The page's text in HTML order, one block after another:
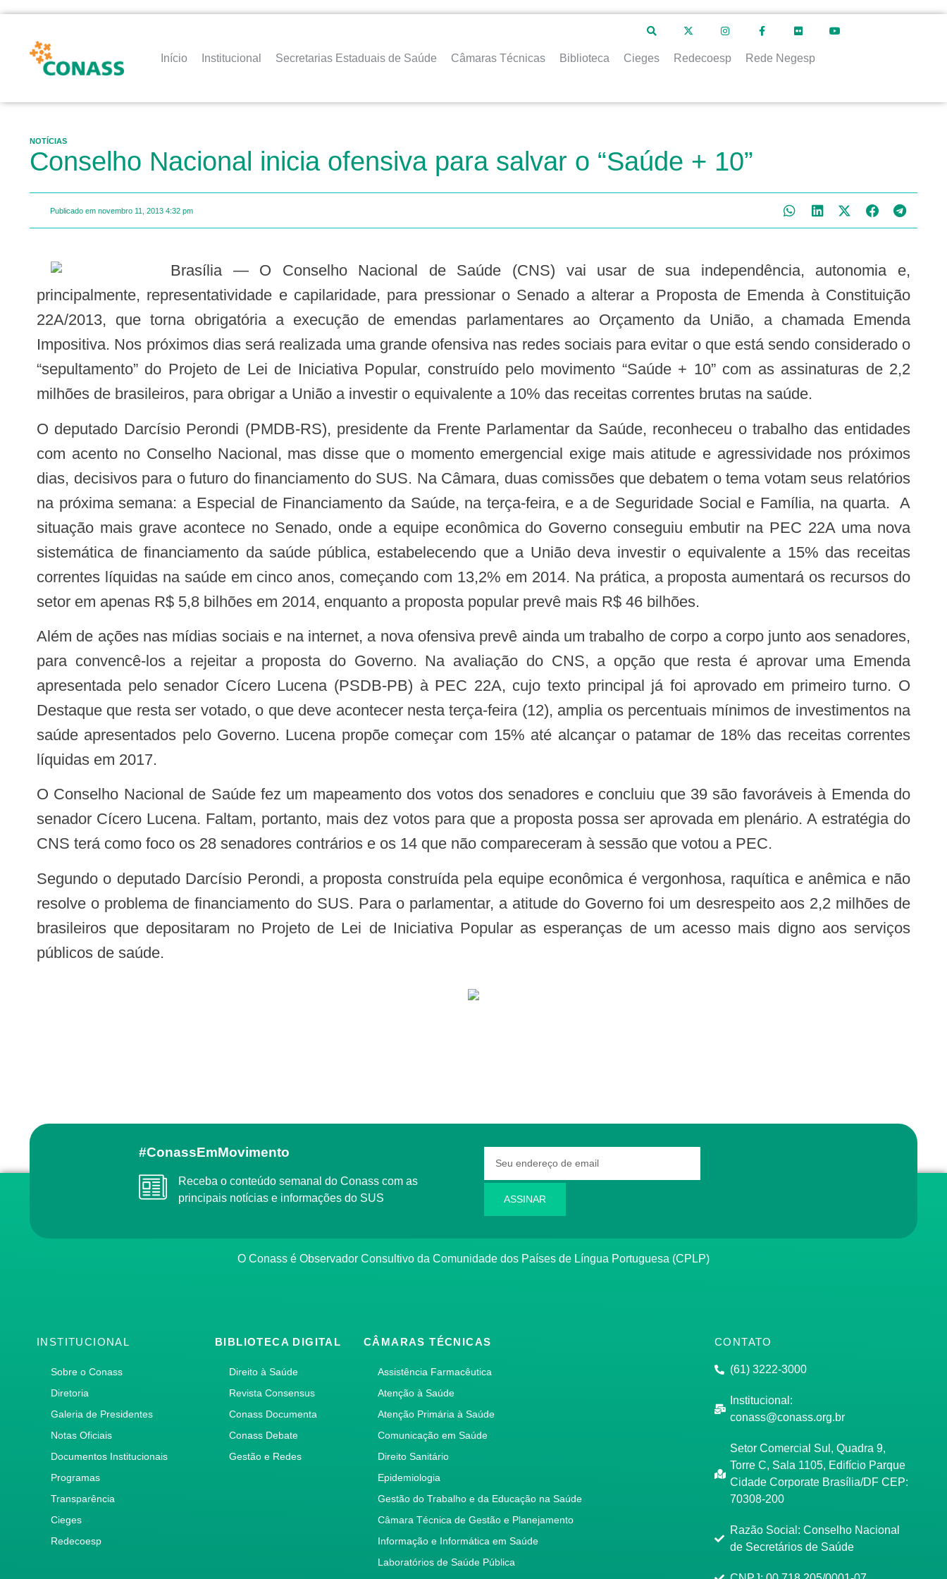
Início Institucional Secretarias Estaduais de Saúde Câmaras Técnicas Biblioteca Cieges Redecoesp Rede Negesp
NOTÍCIAS
Conselho Nacional inicia ofensiva para salvar o “Saúde + 10”
Publicado em novembro 11, 2013 4:32 pm
Brasília — O Conselho Nacional de Saúde (CNS) vai usar de sua independência, autonomia e,
principalmente, representatividade e capilaridade, para pressionar o Senado a alterar a Proposta de Emenda à Constituição
22A/2013, que torna obrigatória a execução de emendas parlamentares ao Orçamento da União, a chamada Emenda
Impositiva. Nos próximos dias será realizada uma grande ofensiva nas redes sociais para evitar o que está sendo considerado o
“sepultamento” do Projeto de Lei de Iniciativa Popular, construído pelo movimento “Saúde + 10” com as assinaturas de 2,2
milhões de brasileiros, para obrigar a União a investir o equivalente a 10% das receitas correntes brutas na saúde.
O deputado Darcísio Perondi (PMDB-RS), presidente da Frente Parlamentar da Saúde, reconheceu o trabalho das entidades
com acento no Conselho Nacional, mas disse que o momento emergencial exige mais atitude e agressividade nos próximos
dias, decisivos para o futuro do financiamento do SUS. Na Câmara, duas comissões que debatem o tema votam seus relatórios
na próxima semana: a Especial de Financiamento da Saúde, na terça-feira, e a de Seguridade Social e Família, na quarta. A
situação mais grave acontece no Senado, onde a equipe econômica do Governo conseguiu embutir na PEC 22A uma nova
sistemática de financiamento da saúde pública, estabelecendo que a União deva investir o equivalente a 15% das receitas
correntes líquidas na saúde em cinco anos, começando com 13,2% em 2014. Na prática, a proposta aumentará os recursos do
setor em apenas R$ 5,8 bilhões em 2014, enquanto a proposta popular prevê mais R$ 46 bilhões.
Além de ações nas mídias sociais e na internet, a nova ofensiva prevê ainda um trabalho de corpo a corpo junto aos senadores,
para convencê-los a rejeitar a proposta do Governo. Na avaliação do CNS, a opção que resta é aprovar uma Emenda
apresentada pelo senador Cícero Lucena (PSDB-PB) à PEC 22A, cujo texto principal já foi aprovado em primeiro turno. O
Destaque que resta ser votado, o que deve acontecer nesta terça-feira (12), amplia os percentuais mínimos de investimentos na
saúde apresentados pelo Governo. Lucena propõe começar com 15% até alcançar o patamar de 18% das receitas correntes
líquidas em 2017.
O Conselho Nacional de Saúde fez um mapeamento dos votos dos senadores e concluiu que 39 são favoráveis à Emenda do
senador Cícero Lucena. Faltam, portanto, mais dez votos para que a proposta possa ser aprovada em plenário. A estratégia do
CNS terá como foco os 28 senadores contrários e os 14 que não compareceram à sessão que votou a PEC.
Segundo o deputado Darcísio Perondi, a proposta construída pela equipe econômica é vergonhosa, raquítica e anêmica e não
resolve o problema de financiamento do SUS. Para o parlamentar, a atitude do Governo foi um desrespeito aos 2,2 milhões de
brasileiros que depositaram no Projeto de Lei de Iniciativa Popular as esperanças de um acesso mais digno aos serviços
públicos de saúde.
#ConassEmMovimento
Receba o conteúdo semanal do Conass com as
principais notícias e informações do SUS
ASSINAR
O Conass é Observador Consultivo da Comunidade dos Países de Língua Portuguesa (CPLP)
INSTITUCIONAL
Sobre o Conass
Diretoria
Galeria de Presidentes
Notas Oficiais
Documentos Institucionais
Programas
Transparência
Cieges
Redecoesp
BIBLIOTECA DIGITAL
Direito à Saúde
Revista Consensus
Conass Documenta
Conass Debate
Gestão e Redes
CÂMARAS TÉCNICAS
Assistência Farmacêutica
Atenção à Saúde
Atenção Primária à Saúde
Comunicação em Saúde
Direito Sanitário
Epidemiologia
Gestão do Trabalho e da Educação na Saúde
Câmara Técnica de Gestão e Planejamento
Informação e Informática em Saúde
Laboratórios de Saúde Pública
CONTATO
(61) 3222-3000
Institucional:
conass@conass.org.br
Setor Comercial Sul, Quadra 9,
Torre C, Sala 1105, Edifício Parque
Cidade Corporate Brasília/DF CEP:
70308-200
Razão Social: Conselho Nacional
de Secretários de Saúde